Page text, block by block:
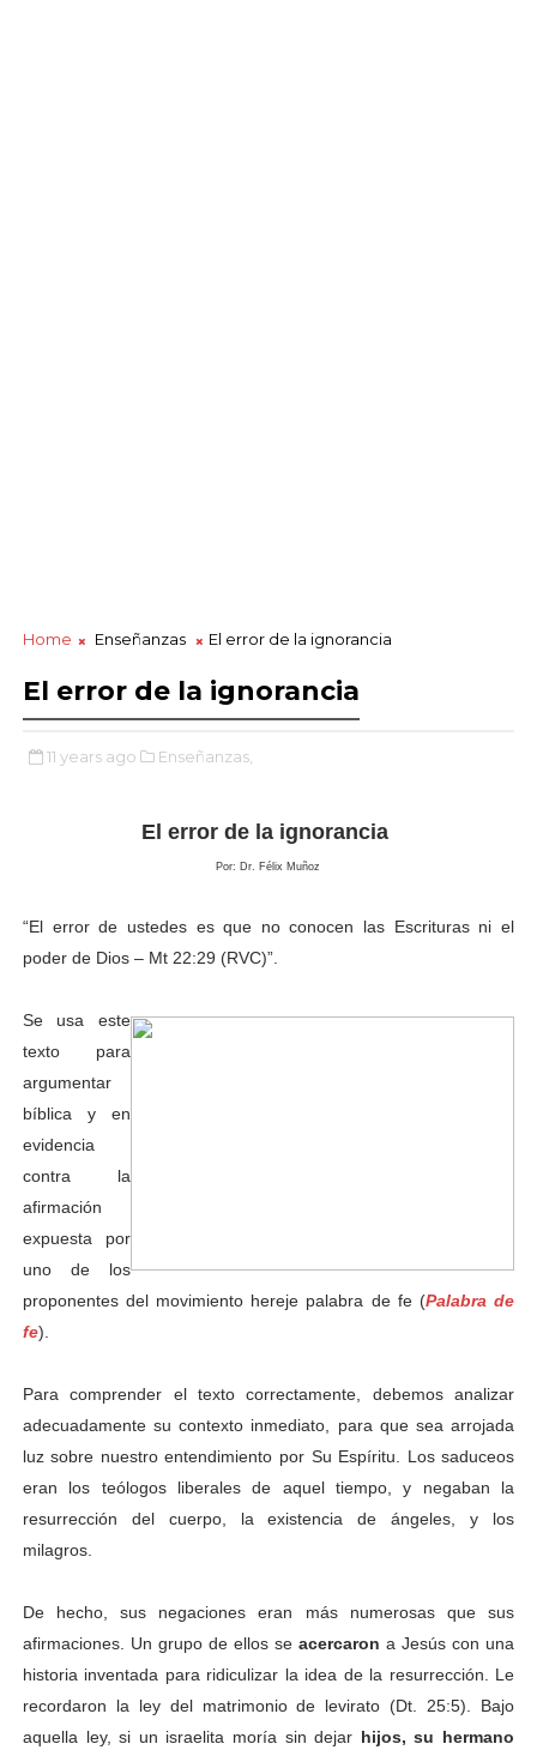
Home Enseñanzas El error de la ignorancia
El error de la ignorancia
11 years ago Enseñanzas,
El error de la ignorancia
Por: Dr. Félix Muñoz
“El error de ustedes es que no conocen las Escrituras ni el
poder de Dios– Mt 22:29 (RVC)”.
Se usa este
texto para
argumentar
bíblica y en
evidencia
contra la
afirmación
expuesta por
uno de los
proponentes del movimiento hereje palabra de fe (Palabra de
fe).
Para comprender el texto correctamente, debemos analizar
adecuadamente su contexto inmediato, para que sea arrojada
luz sobre nuestro entendimiento por Su Espíritu. Los saduceos
eran los teólogos liberales de aquel tiempo, y negaban la
resurrección del cuerpo, la existencia de ángeles, y los
milagros.
De hecho, sus negaciones eran más numerosas que sus
afirmaciones. Un grupo de ellos se acercarona Jesús con una
historia inventada para ridiculizar la idea de la resurrección. Le
recordaron la ley del matrimonio de levirato (Dt. 25:5). Bajo
aquella ley, si un israelita moría sin dejar hijos, su hermano